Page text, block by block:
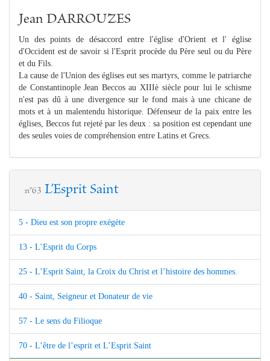
Jean DARROUZES
Un des points de désaccord entre l'église d'Orient et l' église
d'Occident est de savoir si l'Esprit procède du Père seul ou du Père
et du Fils.
La cause de l'Union des églises eut ses martyrs, comme le patriarche
de Constantinople Jean Beccos au XIIIè siècle pour lui le schisme
n'est pas dû à une divergence sur le fond mais à une chicane de
mots et à un malentendu historique. Défenseur de la paix entre les
églises, Beccos fut rejeté par les deux : sa position est cependant une
des seules voies de compréhension entre Latins et Grecs.
n°63 L'Esprit Saint
5 - Dieu est son propre exégète
13 - L’Esprit du Corps
25 - L’Esprit Saint, la Croix du Christ et l’histoire des hommes.
40 - Saint, Seigneur et Donateur de vie
57 - Le sens du Filioque
70 - L’être de l’esprit et L’Esprit Saint